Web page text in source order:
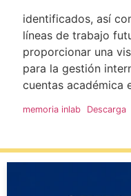
identificados, así
líneas de trabajo
proporcionar una
para la gestión
cuentas académica
memoria inlab Descarga